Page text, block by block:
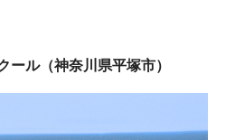
ール（神奈川県平塚市）